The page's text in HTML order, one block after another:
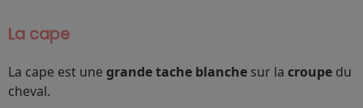
La cape
La cape est une grande tache blanche sur la croupe du
cheval.